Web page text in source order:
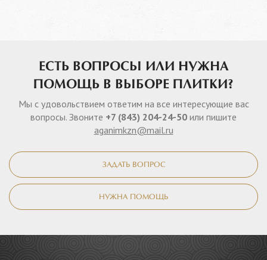
ЕСТЬ ВОПРОСЫ ИЛИ НУЖНА
ПОМОЩЬ В ВЫБОРЕ ПЛИТКИ?
Мы с удовольствием ответим на все интересующие вас
вопросы. Звоните +7 (843) 204-24-50 или пишите
aganimkzn@mail.ru
ЗАДАТЬ ВОПРОС
НУЖНА ПОМОЩЬ